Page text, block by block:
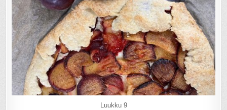
Luukku 9